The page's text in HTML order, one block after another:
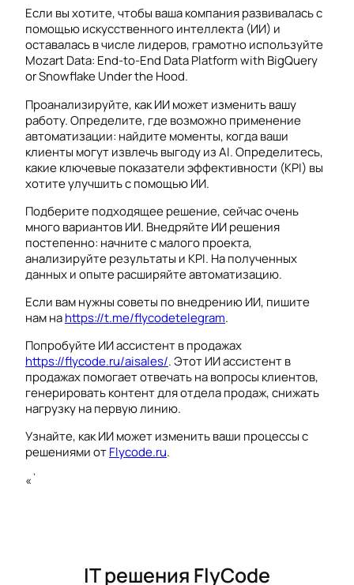
Если вы хотите, чтобы ваша компания развивалась с
помощью искусственного интеллекта (ИИ) и
оставалась в числе лидеров, грамотно используйте
Mozart Data: End-to-End Data Platform with BigQuery
or Snowflake Under the Hood.
Проанализируйте, как ИИ может изменить вашу
работу. Определите, где возможно применение
автоматизации: найдите моменты, когда ваши
клиенты могут извлечь выгоду из AI. Определитесь,
какие ключевые показатели эффективности (KPI) вы
хотите улучшить с помощью ИИ.
Подберите подходящее решение, сейчас очень
много вариантов ИИ. Внедряйте ИИ решения
постепенно: начните с малого проекта,
анализируйте результаты и KPI. На полученных
данных и опыте расширяйте автоматизацию.
Если вам нужны советы по внедрению ИИ, пишите
нам наhttps://t.me/flycodetelegram.
Попробуйте ИИ ассистент в продажах
https://flycode.ru/aisales/. Этот ИИ ассистент в
продажах помогает отвечать на вопросы клиентов,
генерировать контент для отдела продаж, снижать
нагрузку на первую линию.
Узнайте, как ИИ может изменить ваши процессы с
решениями отFlycode.ru.
«`
IT решения FlyCode